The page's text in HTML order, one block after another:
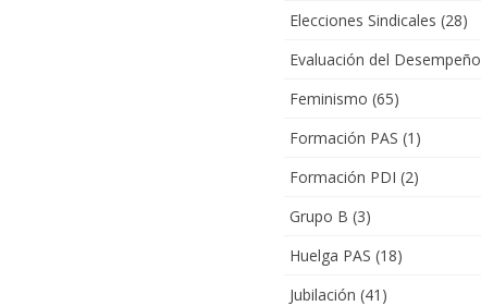
Elecciones Sindicales (28)
Evaluación del Desempeño
Feminismo (65)
Formación PAS (1)
Formación PDI (2)
Grupo B (3)
Huelga PAS (18)
Jubilación (41)